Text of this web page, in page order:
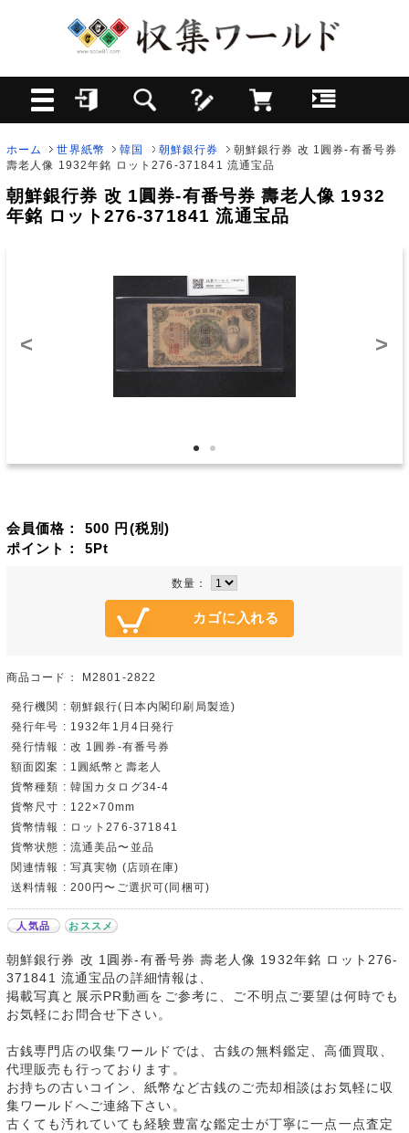
ホーム 世界紙幣 韓国 朝鮮銀行券
朝鮮銀行券 改 1圓券-有番号券
壽老人像 1932年銘 ロット276-371841 流通宝品
朝鮮銀行券 改 1圓券-有番号券 壽老人像 1932
年銘 ロット276-371841 流通宝品
< >
会員価格： 500 円(税別)
ポイント： 5Pt
数量：
商品コード： M2801-2822
発行機関 : 朝鮮銀行(日本内閣印刷局製造)
発行年号 : 1932年1月4日発行
発行情報 : 改 1圓券-有番号券
額面図案 : 1圓紙幣と壽老人
貨幣種類 : 韓国カタログ34-4
貨幣尺寸 : 122×70mm
貨幣情報 : ロット276-371841
貨幣状態 : 流通美品〜並品
関連情報 : 写真実物 (店頭在庫)
送料情報 : 200円〜ご選択可(同梱可)
人気品 おススメ
朝鮮銀行券 改 1圓券-有番号券 壽老人像 1932年銘 ロット276-
371841 流通宝品の詳細情報は、
掲載写真と展示PR動画をご参考に、ご不明点ご要望は何時でも
お気軽にお問合せ下さい。
古銭専門店の収集ワールドでは、古銭の無料鑑定、高価買取、
代理販売も行っております。
お持ちの古いコイン、紙幣など古銭のご売却相談はお気軽に収
集ワールドへご連絡下さい。
古くても汚れていても経験豊富な鑑定士が丁寧に一点一点査定